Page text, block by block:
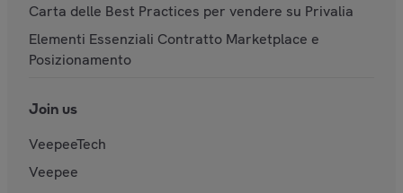
Carta delle Best Practices per vendere su Privalia
Elementi Essenziali Contratto Marketplace e
Posizionamento
Join us
VeepeeTech
Veepee